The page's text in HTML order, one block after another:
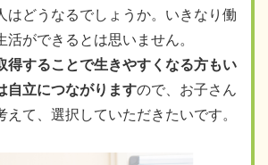
はどうなるでしょうか。いきなり働
活ができるとは思いません。
得することで生きやすくなる方もい
自立につながりますので、お子さん
えて、選択していただきたいです。